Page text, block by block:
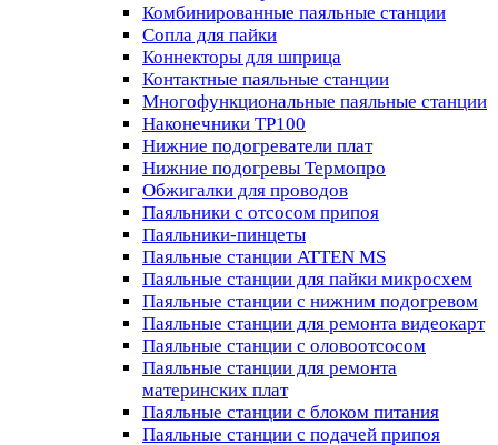
Комбинированные паяльные станции
Сопла для пайки
Коннекторы для шприца
Контактные паяльные станции
Многофункциональные паяльные станции
Наконечники TP100
Нижние подогреватели плат
Нижние подогревы Термопро
Обжигалки для проводов
Паяльники с отсосом припоя
Паяльники-пинцеты
Паяльные станции ATTEN MS
Паяльные станции для пайки микросхем
Паяльные станции с нижним подогревом
Паяльные станции для ремонта видеокарт
Паяльные станции с оловоотсосом
Паяльные станции для ремонта
материнских плат
Паяльные станции с блоком питания
Паяльные станции с подачей припоя